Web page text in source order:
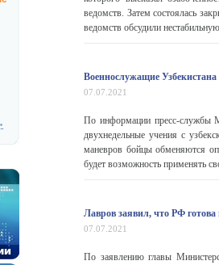
ведомств. Затем состоялась
ведомств обсудили
Военнослужащие
07.07.2021
По информации пресс-службы
двухнедельные учения с
маневров бойцы обменяются
будет возможность применять
Лавров заявил, что РФ
07.07.2021
По заявлению главы